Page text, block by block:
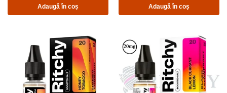
Adaugă în coș Adaugă în coș